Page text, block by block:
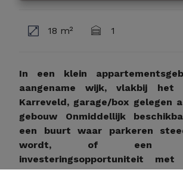
18 m² 1
In een klein
aangename wijk, vlakbij het
Karreveld, garage/box gelegen
gebouw Onmiddellijk
een buurt waar parkeren
wordt, of een
investeringsopportuniteit
rendement in een rustige en